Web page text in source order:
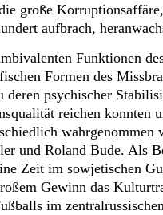
große
aufbrach,
Funktionen
Formen des
deren psychischer
reichen konnten
wahrgenommen
und Roland Bude. Als
Zeit im sowjetischen
Gewinn das
im